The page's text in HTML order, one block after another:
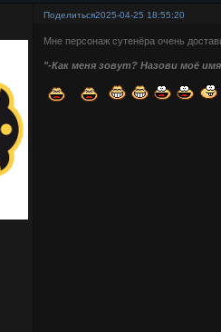
Поделиться2025-04-25 18:55:20
Мне персонаж сутенёра очень
"-Как меня зовут? Назови моё